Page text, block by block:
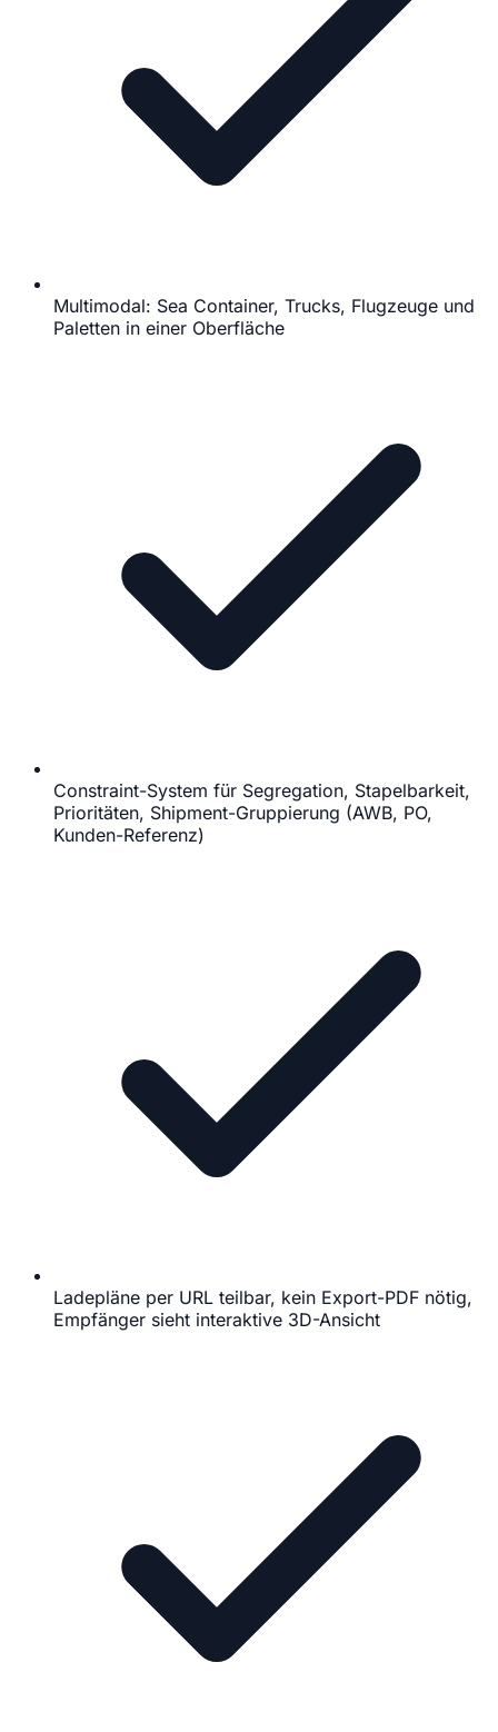
Multimodal: Sea Container, Trucks, Flugzeuge und
Paletten in einer Oberfläche
Constraint-System für Segregation, Stapelbarkeit,
Prioritäten, Shipment-Gruppierung (AWB, PO,
Kunden-Referenz)
Ladepläne per URL teilbar, kein Export-PDF nötig,
Empfänger sieht interaktive 3D-Ansicht